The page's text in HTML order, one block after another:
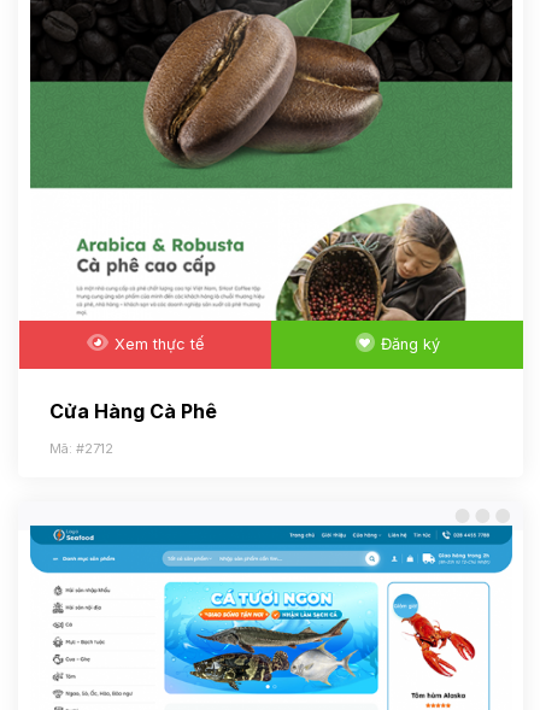
Xem thực tế Đăng ký
Cửa Hàng Cà Phê
Mã: #2712